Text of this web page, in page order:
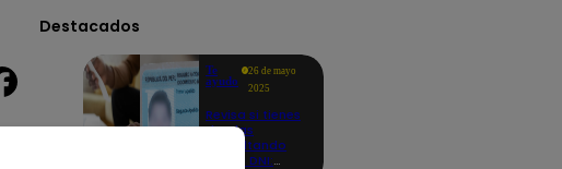
Destacados
Te
ayudo
26 de mayo
2025
Revisa si tienes
deudas
consultando
con tu DNI: